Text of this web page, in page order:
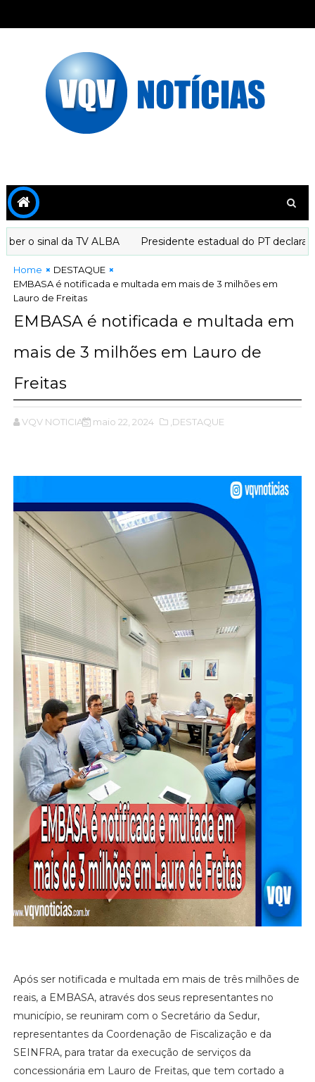
sinal da TV ALBA Presidente estadual do PT declara
Home
DESTAQUE
EMBASA é notificada e multada em mais de 3 milhões em
Lauro de Freitas
EMBASA é notificada e multada em
mais de 3 milhões em Lauro de
Freitas
VQV NOTICIAS maio 22, 2024 ,DESTAQUE
Após ser notificada e multada em mais de três milhões de
reais, a EMBASA, através dos seus representantes no
município, se reuniram com o Secretário da Sedur,
representantes da Coordenação de Fiscalização e da
SEINFRA, para tratar da execução de serviços da
concessionária em Lauro de Freitas, que tem cortado a